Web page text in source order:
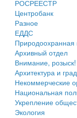
Городское
Сельские
РОСРЕЕСТР
Центробанк
Разное
ЕДДС
Природоохранная
Архивный отдел
Внимание, розыск!
Архитектура и
Некоммерческие
Национальная
Укрепление
Экология